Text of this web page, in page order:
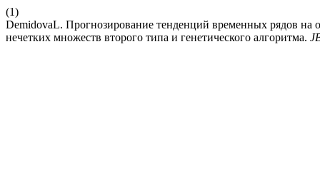
(1)
DemidovaL. Прогнозирование тенденций временных рядов на
нечетких множеств второго типа и генетического алгоритма.